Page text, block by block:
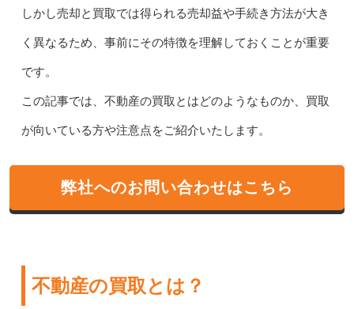
しかし売却と買取では得られる売却益や手続き方法が大き
く異なるため、事前にその特徴を理解しておくことが重要
です。
この記事では、不動産の買取とはどのようなものか、買取
が向いている方や注意点をご紹介いたします。
弊社へのお問い合わせはこちら
不動産の買取とは？